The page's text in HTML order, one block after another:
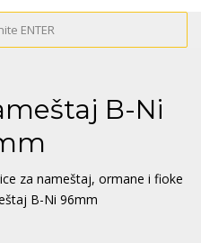
B-Ni
za nameštaj, ormane i fioke
B-Ni 96mm